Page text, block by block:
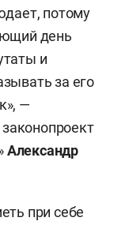
потому
день
и
за его
—
Александр
при себе